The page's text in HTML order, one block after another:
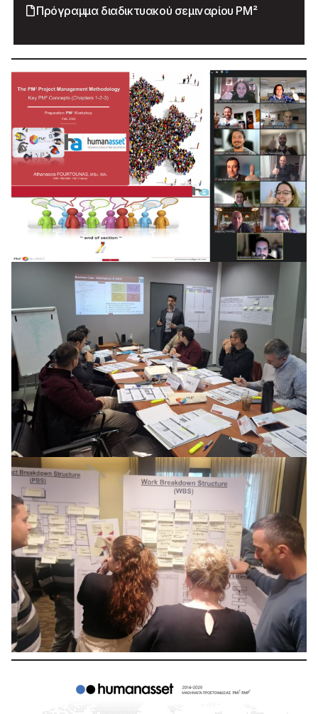
Πρόγραμμα διαδικτυακού σεμιναρίου PM²